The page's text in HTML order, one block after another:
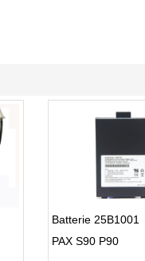
Batterie 25B1001
PAX S90 P90